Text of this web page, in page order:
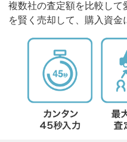
複数社の査定額を比較し
を賢く売却して、購入資金